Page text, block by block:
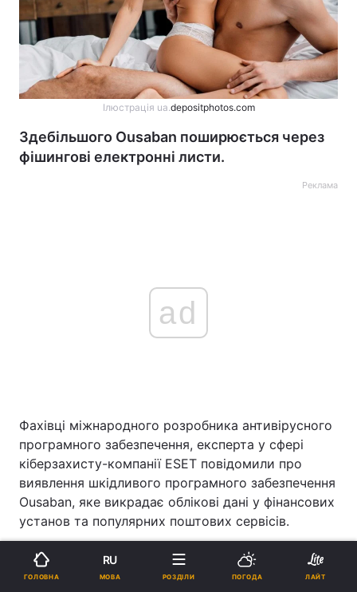
Ілюстрація ua.depositphotos.com
Здебільшого Ousaban поширюється через
фішингові електронні листи.
Реклама
ad
Фахівці міжнародного розробника антивірусного
програмного забезпечення, експерта у сфері
кіберзахисту-компанії ESET повідомили про
виявлення шкідливого програмного забезпечення
Ousaban, яке викрадає облікові дані у фінансових
установ та популярних поштових сервісів.
ЧИТАЙТЕ ТАКОЖ
ГОЛОВНА
RU
МОВА РОЗДІЛИ ПОГОДА ЛАЙТ